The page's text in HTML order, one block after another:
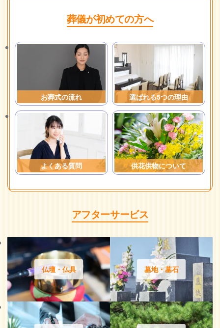
葬儀が初めての方へ
お葬式の流れ 選ばれる5つの理由
よくある質問 供花供物について
アフターサービス
仏壇・仏具 墓地・墓石